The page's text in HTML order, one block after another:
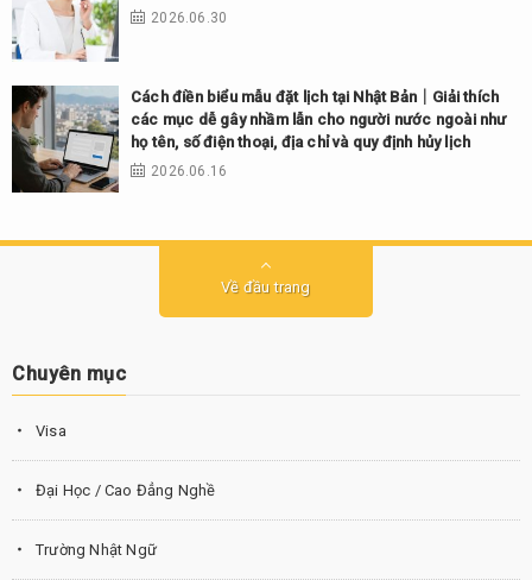
2026.06.30
Cách điền biểu mẫu đặt lịch tại Nhật Bản｜Giải thích
các mục dễ gây nhầm lẫn cho người nước ngoài như
họ tên, số điện thoại, địa chỉ và quy định hủy lịch
2026.06.16
Về đầu trang
Chuyên mục
Visa
Đại Học / Cao Đẳng Nghề
Trường Nhật Ngữ